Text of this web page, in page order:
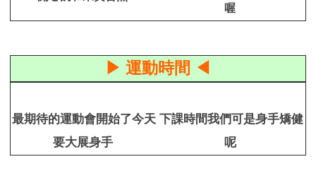
喔
▶ 運動時間 ◀
最期待的運動會開始了今天
要大展身手
下課時間我們可是身手矯健
呢